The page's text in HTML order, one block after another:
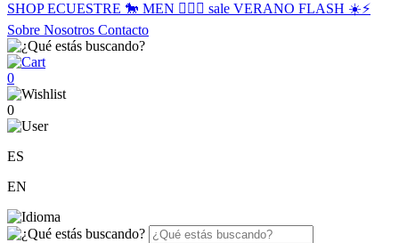
SHOPECUESTRE 🐎 MEN 🙋🏽‍♂️ sale VERANO FLASH ☀️⚡️
Sobre Nosotros Contacto
0
0
ES
EN